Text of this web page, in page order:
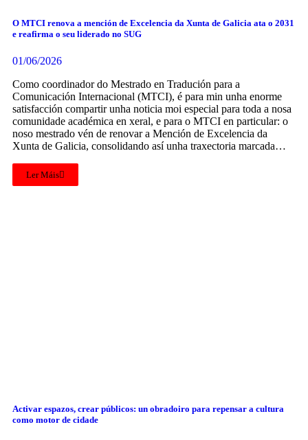
O MTCI renova a mención de Excelencia da Xunta de Galicia ata o 2031
e reafirma o seu liderado no SUG
01/06/2026
Como coordinador do Mestrado en Tradución para a
Comunicación Internacional (MTCI), é para min unha enorme
satisfacción compartir unha noticia moi especial para toda a nosa
comunidade académica en xeral, e para o MTCI en particular: o
noso mestrado vén de renovar a Mención de Excelencia da
Xunta de Galicia, consolidando así unha traxectoria marcada…
Ler Máis
Activar espazos, crear públicos: un obradoiro para repensar a cultura
como motor de cidade